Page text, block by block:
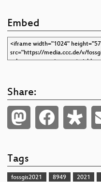
Embed
Share:
Tags
fossgis2021 8949 2021